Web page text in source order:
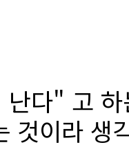
다" 고 하
것이라 생